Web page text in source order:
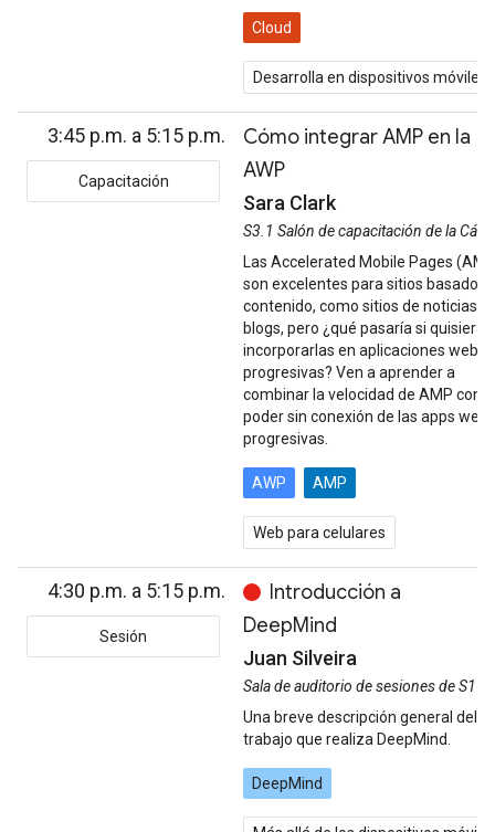
Cloud
Desarrolla en dispositivos móviles
3:45 p.m. a 5:15 p.m.
Capacitación
Cómo integrar AMP en la
AWP
Sara Clark
S3.1 Salón de capacitación de la
Las Accelerated Mobile Pages
son excelentes para sitios basados
contenido, como sitios de noticias y
blogs, pero ¿qué pasaría si quisieras
incorporarlas en aplicaciones web
progresivas? Ven a aprender a
combinar la velocidad de AMP con
poder sin conexión de las apps web
progresivas.
AWP AMP
Web para celulares
4:30 p.m. a 5:15 p.m.
Sesión
Introducción a
DeepMind
Juan Silveira
Sala de auditorio de sesiones de S1
Una breve descripción general del
trabajo que realiza DeepMind.
DeepMind